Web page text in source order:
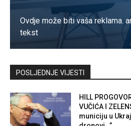
Ovdje može biti vaša reklama.
tekst
Kontaktirajte nas
POSLJEDNJE VIJESTI
HILL
VUČIĆA I
municiju u